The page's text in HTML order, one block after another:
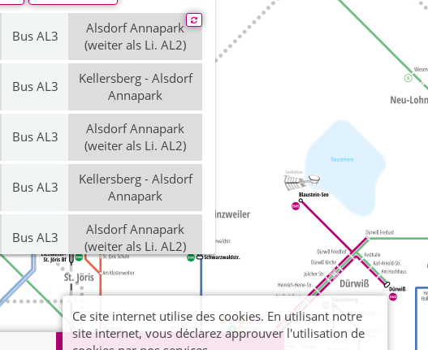
Bus AL3
Alsdorf Annapark
(weiter als Li. AL2)
Bus AL3
Kellersberg - Alsdorf
Annapark
Bus AL3
Alsdorf Annapark
(weiter als Li. AL2)
Bus AL3
Kellersberg - Alsdorf
Annapark
Bus AL3
Alsdorf Annapark
(weiter als Li. AL2)
Bus AL3
Alsdorf Annapark
(weiter als Li. 69)
Ce site internet utilise des cookies. En utilisant notre
site internet, vous déclarez approuver l'utilisation de